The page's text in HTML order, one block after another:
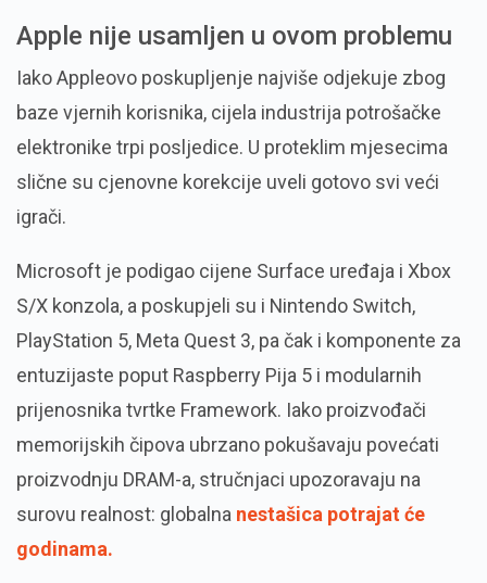
Apple nije usamljen u ovom problemu
Iako Appleovo poskupljenje najviše odjekuje zbog
baze vjernih korisnika, cijela industrija potrošačke
elektronike trpi posljedice. U proteklim mjesecima
slične su cjenovne korekcije uveli gotovo svi veći
igrači.
Microsoft je podigao cijene Surface uređaja i Xbox
S/X konzola, a poskupjeli su i Nintendo Switch,
PlayStation 5, Meta Quest 3, pa čak i komponente za
entuzijaste poput Raspberry Pija 5 i modularnih
prijenosnika tvrtke Framework. Iako proizvođači
memorijskih čipova ubrzano pokušavaju povećati
proizvodnju DRAM-a, stručnjaci upozoravaju na
surovu realnost: globalna nestašica potrajat će
godinama.